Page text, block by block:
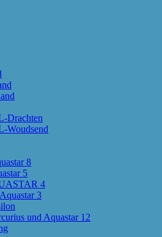
Drachten
Woudsend
8
5
4
3
und Aquastar 12